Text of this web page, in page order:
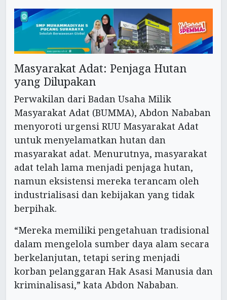
Masyarakat Adat: Penjaga Hutan
yang Dilupakan
Perwakilan dari Badan Usaha Milik
Masyarakat Adat (BUMMA), Abdon Nababan
menyoroti urgensi RUU Masyarakat Adat
untuk menyelamatkan hutan dan
masyarakat adat. Menurutnya, masyarakat
adat telah lama menjadi penjaga hutan,
namun eksistensi mereka terancam oleh
industrialisasi dan kebijakan yang tidak
berpihak.
“Mereka memiliki pengetahuan tradisional
dalam mengelola sumber daya alam secara
berkelanjutan, tetapi sering menjadi
korban pelanggaran Hak Asasi Manusia dan
kriminalisasi,” kata Abdon Nababan.